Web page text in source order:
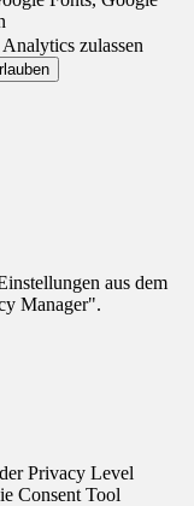
zulassen
aus dem
Manager".
Privacy Level
Consent Tool